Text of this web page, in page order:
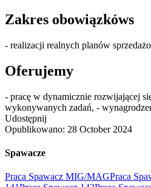
Zakres obowiązkóws
- realizacji realnych planów
Oferujemy
- pracę w dynamicznie rozwijającej
wykonywanych zadań, -
Udostępnij
Opublikowano: 28 October 2024
Spawacze
Praca Spawacz MIG/MAGPraca